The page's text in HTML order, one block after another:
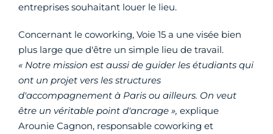
entreprises souhaitant louer le lieu.
Concernant le coworking, Voie 15 a une visée bien
plus large que d'être un simple lieu de travail.
« Notre mission est aussi de guider les étudiants qui
ont un projet vers les structures
d'accompagnement à Paris ou ailleurs. On veut
être un véritable point d'ancrage », explique
Arounie Cagnon, responsable coworking et